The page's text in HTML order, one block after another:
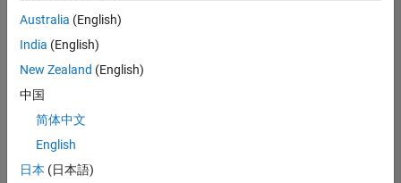
malgré
tout
vous
trouvez
pas
d'offre
corresponde
Australia (English)
India (English)
New Zealand (English)
中国
简体中文
English
日本 (日本語)